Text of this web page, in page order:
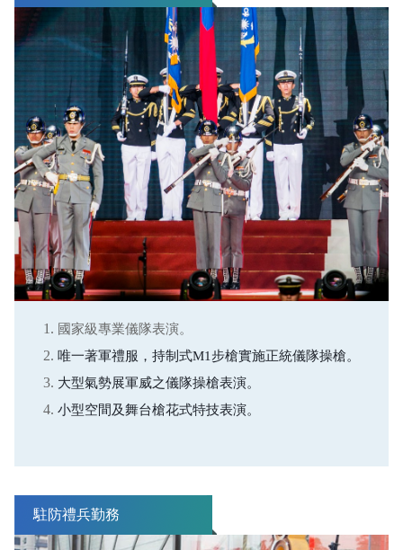
國家級專業儀隊表演。
唯一著軍禮服，持制式M1步槍實施正統儀隊操槍。
大型氣勢展軍威之儀隊操槍表演。
小型空間及舞台槍花式特技表演。
駐防禮兵勤務